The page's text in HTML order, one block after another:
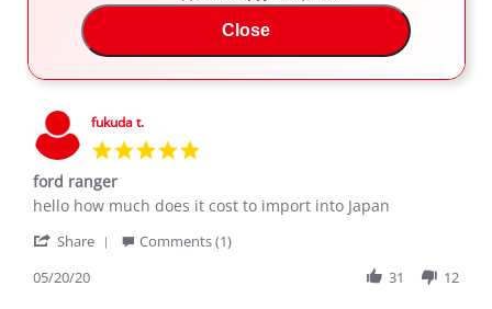
Close
4 Reviews
fukuda t.
ford ranger
Review
fukuda
on
review
ford
hello how much does it cost to import into Japan
Share
Comments (1)
05/20/20
31 12